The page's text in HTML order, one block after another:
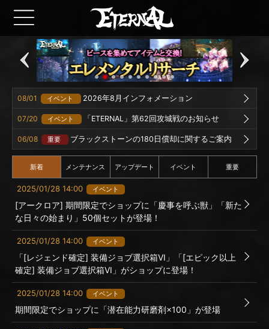
08/01 イベント 2026年8月インフォメーション
07/20 イベント 「ETERNAL」第62回攻城戦のお知らせ
06/08 重要 ブラックストーンの180日償却に関するご案内
新着 メンテナンス アップデート イベント 重要
2025/01/28 14:00 イベント
[アークロア] 期間限定でショップに「慶事を呼ぶ獣」「新た
な日々の始まり」50個セットが登場！
2025/01/28 14:00 イベント
「[レジェンド確定] 装備ジョブ選択箱VI」「[エピック以上
確定] 装備ジョブ選択箱VI」がショップに登場！
2025/01/28 14:00 イベント
期間限定でショップに「潜在能力研磨剤×100」が登場